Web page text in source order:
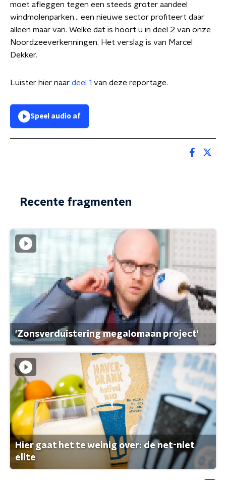
moet afleggen tegen een steeds groter aandeel
windmolenparken... een nieuwe sector profiteert daar
alleen maar van. Welke dat is hoort u in deel 2 van onze
Noordzeeverkenningen. Het verslag is van Marcel
Dekker.
Luister hier naar deel 1 van deze reportage.
Speel audio af
Recente fragmenten
'Zonsverduistering megalomaan project'
Hier gaat het te weinig over: de net-niet
elite